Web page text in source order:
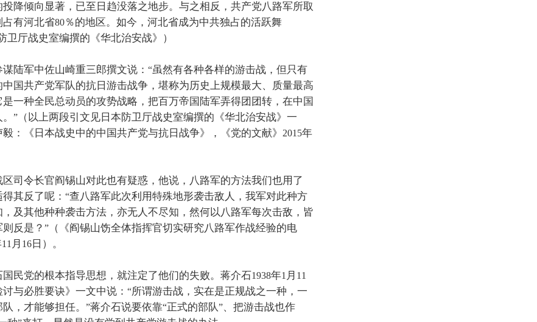
投降倾向显著，已至日趋没落之地步。与之相反，共产党八路军所取
有河北省80％的地区。如今，河北省成为中共独占的活跃舞
卫厅战史室编撰的《华北治安战》）
谋陆军中佐山崎重三郎撰文说： “虽然有各种各样的游击战，但只有
国共产党军队的抗日游击战争，堪称为历史上规模最大、质量最高
是一种全民总动员的攻势战略，把百万帝国陆军弄得团团转，在中国
”（以上两段引文见日本防卫厅战史室编撰的《华北治安战》一
：《日本战史中的中国共产党与抗日战争》，《党的文献》 2015年
区司令长官阎锡山对此也有疑惑，他说，八路军的方法我们也用了
其反了呢： “查八路军此次利用特殊地形袭击敌人，我军对此种方
及其他种种袭击方法，亦无人不尽知，然何以八路军每次击敌，皆
反是？ ”（《阎锡山饬全体指挥官切实研究八路军作战经验的电
11 月 16日）。
民党的根本指导思想，就注定了他们的失败。蒋介石1938年1 月 11
讨与必胜要诀》一文中说： “所谓游击战，实在是正规战之一种，一
，才能够担任。 ”蒋介石说要依靠“正式的部队”、把游击战也作